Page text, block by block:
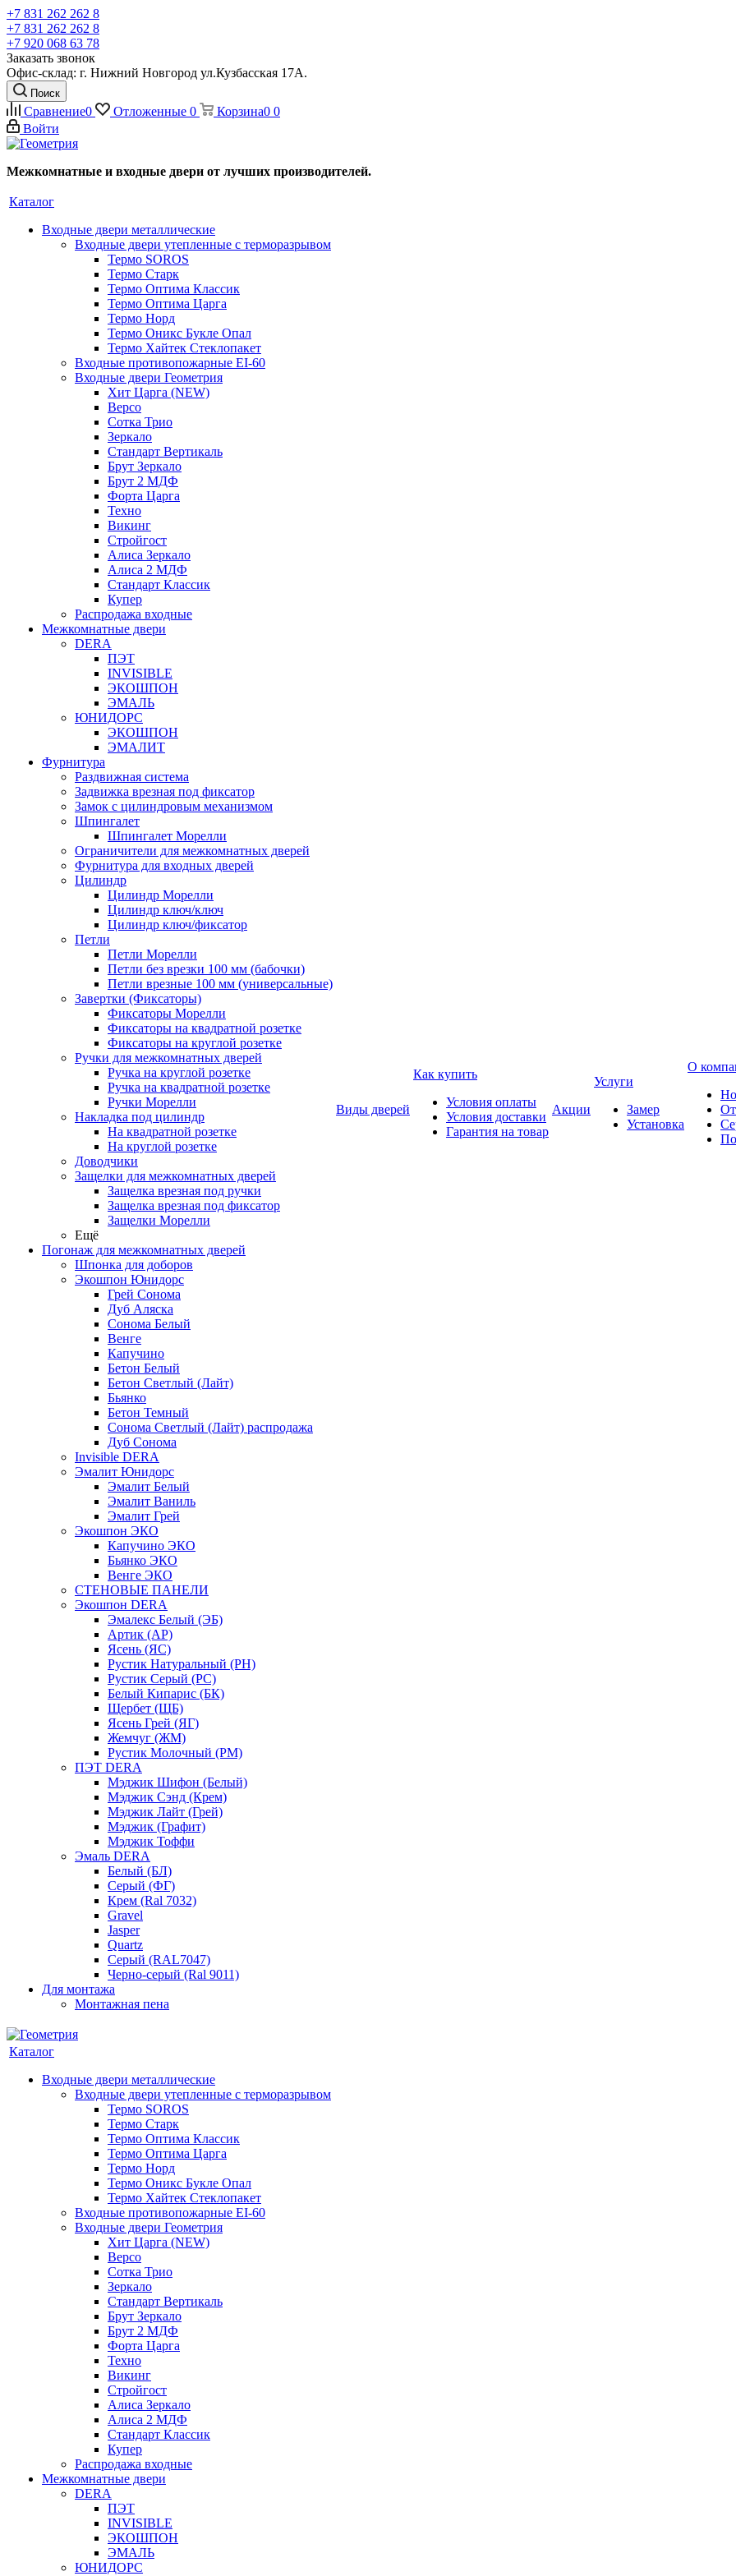
+7 831 262 262 8
+7 831 262 262 8
+7 920 068 63 78
Заказать звонок
Офис-склад: г. Нижний Новгород ул.Кузбасская 17А.
Поиск
Сравнение0 Отложенные 0 Корзина0 0
Войти
Межкомнатные и входные двери от лучших производителей.
Каталог
Входные двери металлические
Входные двери утепленные с терморазрывом
Термо SOROS
Термо Старк
Термо Оптима Классик
Термо Оптима Царга
Термо Норд
Термо Оникс Букле Опал
Термо Хайтек Стеклопакет
Входные противопожарные EI-60
Входные двери Геометрия
Хит Царга (NEW)
Версо
Сотка Трио
Зеркало
Стандарт Вертикаль
Брут Зеркало
Брут 2 МДФ
Форта Царга
Техно
Викинг
Стройгост
Алиса Зеркало
Алиса 2 МДФ
Стандарт Классик
Купер
Распродажа входные
Межкомнатные двери
DERA
ПЭТ
INVISIBLE
ЭКОШПОН
ЭМАЛЬ
ЮНИДОРС
ЭКОШПОН
ЭМАЛИТ
Фурнитура
Раздвижная система
Задвижка врезная под фиксатор
Замок с цилиндровым механизмом
Шпингалет
Шпингалет Морелли
Ограничители для межкомнатных дверей
Фурнитура для входных дверей
Цилиндр
Цилиндр Морелли
Цилиндр ключ/ключ
Цилиндр ключ/фиксатор
Петли
Петли Морелли
Петли без врезки 100 мм (бабочки)
Петли врезные 100 мм (универсальные)
Завертки (Фиксаторы)
Фиксаторы Морелли
Фиксаторы на квадратной розетке
Фиксаторы на круглой розетке
Ручки для межкомнатных дверей
Ручка на круглой розетке
Ручка на квадратной розетке
Ручки Морелли
Накладка под цилиндр
На квадратной розетке
На круглой розетке
Доводчики
Защелки для межкомнатных дверей
Защелка врезная под ручки
Защелка врезная под фиксатор
Защелки Морелли
Ещё
Погонаж для межкомнатных дверей
Шпонка для доборов
Экошпон Юнидорс
Грей Сонома
Дуб Аляска
Сонома Белый
Венге
Капучино
Бетон Белый
Бетон Светлый (Лайт)
Бьянко
Бетон Темный
Сонома Светлый (Лайт) распродажа
Дуб Сонома
Invisible DERA
Эмалит Юнидорс
Эмалит Белый
Эмалит Ваниль
Эмалит Грей
Экошпон ЭКО
Капучино ЭКО
Бьянко ЭКО
Венге ЭКО
СТЕНОВЫЕ ПАНЕЛИ
Экошпон DERA
Эмалекс Белый (ЭБ)
Артик (АР)
Ясень (ЯС)
Рустик Натуральный (РН)
Рустик Серый (РС)
Белый Кипарис (БК)
Щербет (ЩБ)
Ясень Грей (ЯГ)
Жемчуг (ЖМ)
Рустик Молочный (РМ)
ПЭТ DERA
Мэджик Шифон (Белый)
Мэджик Сэнд (Крем)
Мэджик Лайт (Грей)
Мэджик (Графит)
Мэджик Тоффи
Эмаль DERA
Белый (БЛ)
Серый (ФГ)
Крем (Ral 7032)
Gravel
Jasper
Quartz
Серый (RAL7047)
Черно-серый (Ral 9011)
Для монтажа
Монтажная пена
Виды дверей
Как купить
Условия оплаты
Условия доставки
Гарантия на товар
Акции
Услуги
Замер
Установка
О
Каталог
Входные двери металлические
Входные двери утепленные с терморазрывом
Термо SOROS
Термо Старк
Термо Оптима Классик
Термо Оптима Царга
Термо Норд
Термо Оникс Букле Опал
Термо Хайтек Стеклопакет
Входные противопожарные EI-60
Входные двери Геометрия
Хит Царга (NEW)
Версо
Сотка Трио
Зеркало
Стандарт Вертикаль
Брут Зеркало
Брут 2 МДФ
Форта Царга
Техно
Викинг
Стройгост
Алиса Зеркало
Алиса 2 МДФ
Стандарт Классик
Купер
Распродажа входные
Межкомнатные двери
DERA
ПЭТ
INVISIBLE
ЭКОШПОН
ЭМАЛЬ
ЮНИДОРС